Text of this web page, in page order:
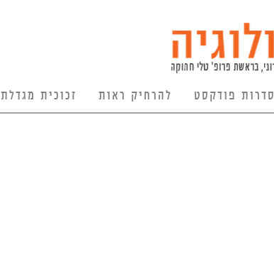
סדרות פודקסט להרחיק ראות זכוכית מגדלת